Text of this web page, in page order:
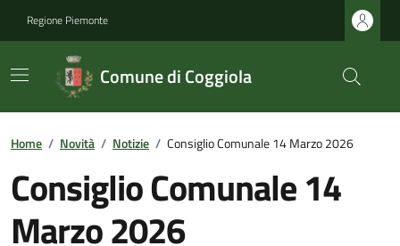
Regione Piemonte
Comune di Coggiola
Home / Novità / Notizie / Consiglio Comunale 14 Marzo 2026
Consiglio Comunale 14
Marzo 2026